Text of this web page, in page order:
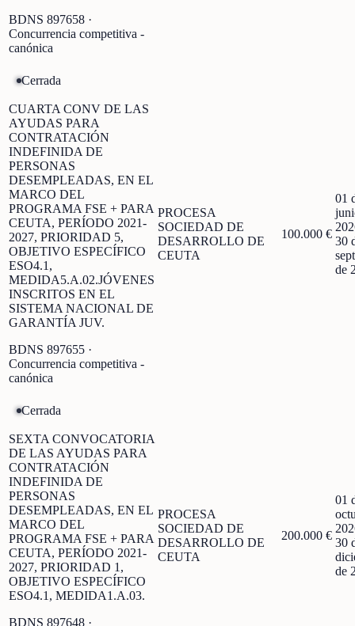
BDNS 897658 ·
Concurrencia competitiva -
canónica
Cerrada
CUARTA CONV DE LAS
AYUDAS PARA
CONTRATACIÓN
INDEFINIDA DE
PERSONAS
DESEMPLEADAS, EN EL
MARCO DEL
PROGRAMA FSE + PARA
CEUTA, PERÍODO 2021-
2027, PRIORIDAD 5,
OBJETIVO ESPECÍFICO
ESO4.1,
MEDIDA5.A.02.JÓVENES
INSCRITOS EN EL
SISTEMA NACIONAL DE
GARANTÍA JUV.
BDNS 897655 ·
Concurrencia competitiva -
canónica
PROCESA
SOCIEDAD DE
DESARROLLO DE
CEUTA
100.000 €
01
30
de
Cerrada
SEXTA CONVOCATORIA
DE LAS AYUDAS PARA
CONTRATACIÓN
INDEFINIDA DE
PERSONAS
DESEMPLEADAS, EN EL
MARCO DEL
PROGRAMA FSE + PARA
CEUTA, PERÍODO 2021-
2027, PRIORIDAD 1,
OBJETIVO ESPECÍFICO
ESO4.1, MEDIDA1.A.03.
BDNS 897648 ·
PROCESA
SOCIEDAD DE
DESARROLLO DE
CEUTA
200.000 €
01
30
de